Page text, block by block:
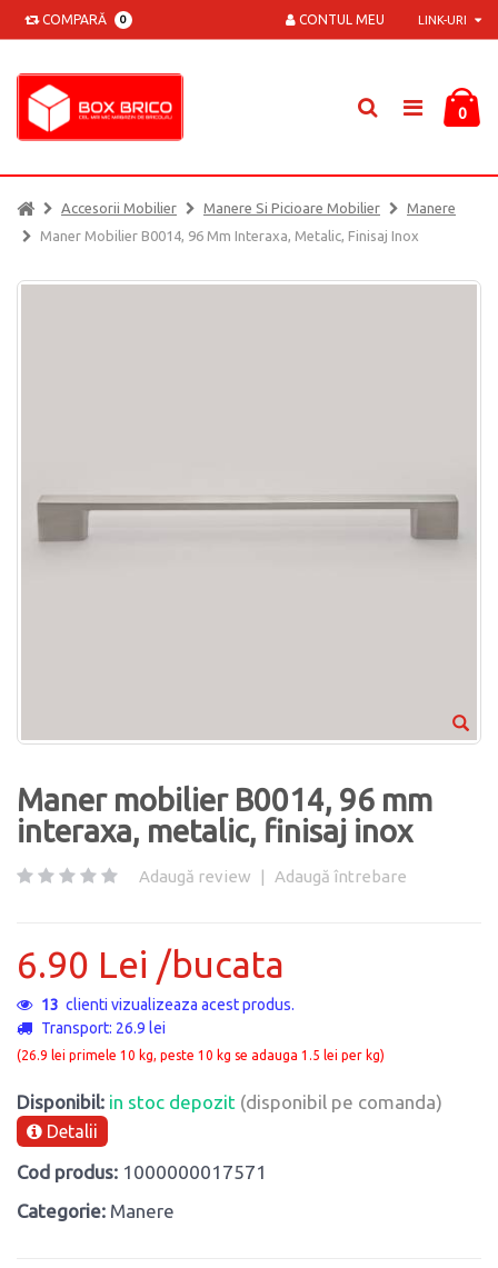
COMPARĂ 0 LINK-URI
CONTUL MEU
0
Accesorii Mobilier Manere Si Picioare Mobilier
Manere
Maner Mobilier B0014, 96 Mm Interaxa, Metalic, Finisaj Inox
Maner mobilier B0014, 96 mm
interaxa, metalic, finisaj inox
Adaugă review | Adaugă întrebare
6.90 Lei /bucata
13 clienti vizualizeaza acest produs.
Transport: 26.9 lei
(26.9 lei primele 10 kg, peste 10 kg se adauga 1.5 lei per kg)
Disponibil: in stoc depozit (disponibil pe comanda)
Detalii
Cod produs: 1000000017571
Categorie: Manere